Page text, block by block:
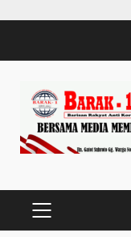
PRIMARY